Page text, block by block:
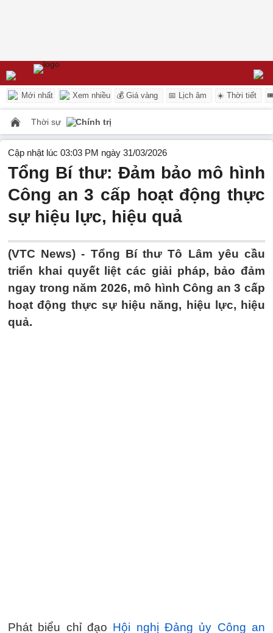
Mới nhất Xem nhiều 💰 Giá vàng 📅 Lịch âm ☀️ Thời tiết
Thời sự Chính trị
Cập nhật lúc 03:03 PM ngày 31/03/2026
Tổng Bí thư: Đảm bảo mô hình
Công an 3 cấp hoạt động thực
sự hiệu lực, hiệu quả
(VTC News) - Tổng Bí thư Tô Lâm yêu cầu
triển khai quyết liệt các giải pháp, bảo đảm
ngay trong năm 2026, mô hình Công an 3 cấp
hoạt động thực sự hiệu năng, hiệu lực, hiệu
quả.
Phát biểu chỉ đạo Hội nghị Đảng ủy Công an